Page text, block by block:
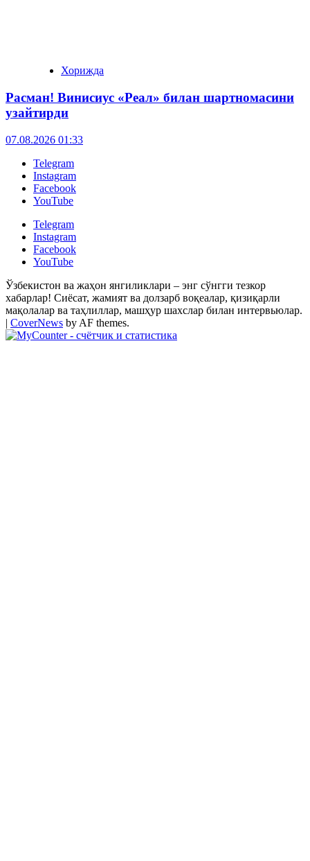
Хорижда
Расман! Винисиус «Реал» билан шартномасини
узайтирди
07.08.2026 01:33
Telegram
Instagram
Facebook
YouTube
Telegram
Instagram
Facebook
YouTube
Ўзбекистон ва жаҳон янгиликлари – энг сўнгги тезкор
хабарлар! Сиёсат, жамият ва долзарб воқеалар, қизиқарли
мақолалар ва таҳлиллар, машҳур шахслар билан интервьюлар.
| CoverNews by AF themes.